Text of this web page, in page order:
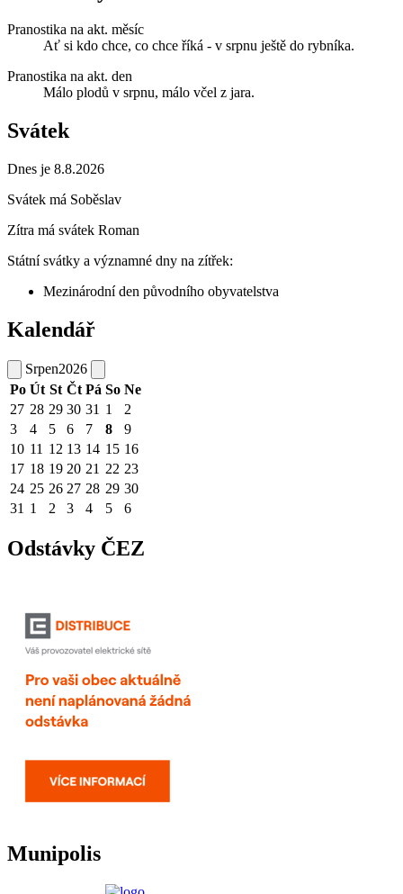
Pranostika na akt. měsíc
Ať si kdo chce, co chce říká - v srpnu ještě do rybníka.
Pranostika na akt. den
Málo plodů v srpnu, málo včel z jara.
Svátek
Dnes je 8.8.2026
Svátek má Soběslav
Zítra má svátek Roman
Státní svátky a významné dny na zítřek:
Mezinárodní den původního obyvatelstva
Kalendář
Srpen2026
Po Út St Čt Pá So Ne
27 28 29 30 31 1
2
3
4 5 6 7 8
9
10 11 12 13 14 15 16
17 18 19 20 21 22 23
24 25 26 27 28 29 30
31 1 2 3 4 5 6
Odstávky ČEZ
Munipolis